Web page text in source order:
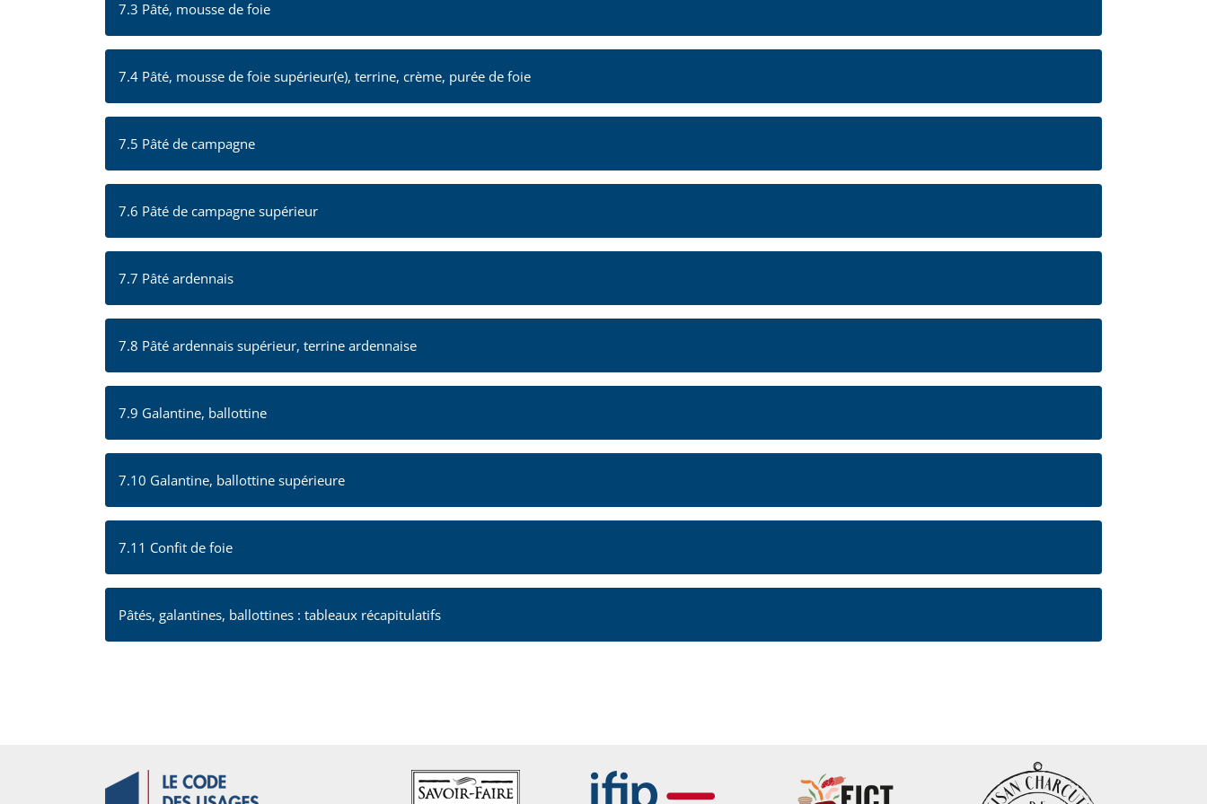
7.3 Pâté, mousse de foie
7.4 Pâté, mousse de foie supérieur(e), terrine, crème, purée de foie
7.5 Pâté de campagne
7.6 Pâté de campagne supérieur
7.7 Pâté ardennais
7.8 Pâté ardennais supérieur, terrine ardennaise
7.9 Galantine, ballottine
7.10 Galantine, ballottine supérieure
7.11 Confit de foie
Pâtés, galantines, ballottines : tableaux récapitulatifs